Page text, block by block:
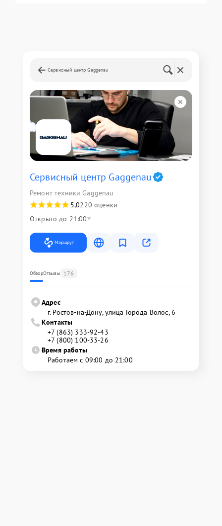
Сервисный центр Gaggenau
Сервисный центр Gaggenau
Ремонт техники Gaggenau
5,0220 оценки
Открыто до 21:00
Маршрут
ОбзорОтзывы 176
Адрес
г. Ростов-на-Дону, улица Города Волос, 6
Контакты
+7 (863) 333-92-43
+7 (800) 100-33-26
Время работы
Работаем с 09:00 до 21:00